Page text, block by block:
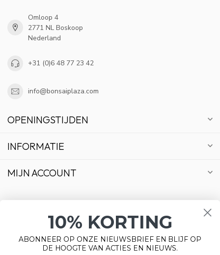
Omloop 4
2771 NL Boskoop
Nederland
+31 (0)6 48 77 23 42
info@bonsaiplaza.com
OPENINGSTIJDEN
INFORMATIE
MIJN ACCOUNT
10% KORTING
ABONNEER OP ONZE NIEUWSBRIEF EN BLIJF OP
DE HOOGTE VAN ACTIES EN NIEUWS.